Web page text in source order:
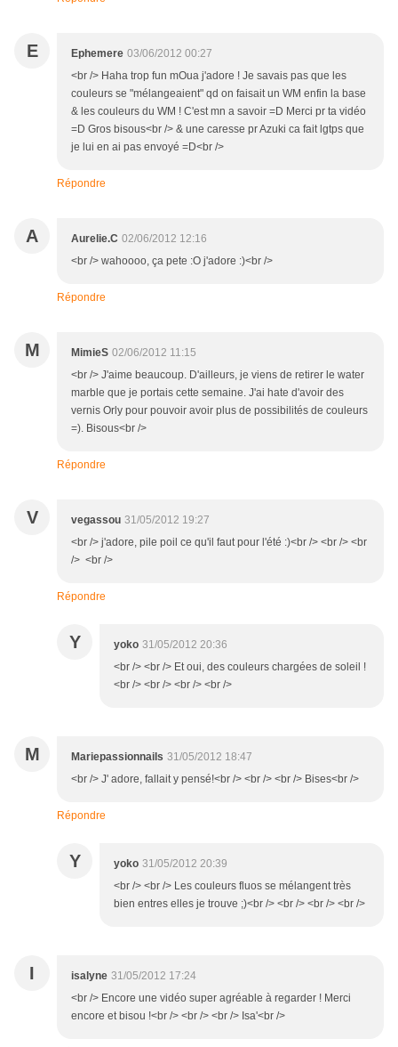
E Ephemere 03/06/2012 00:27
<br /> Haha trop fun mOua j'adore ! Je savais pas que les
couleurs se "mélangeaient" qd on faisait un WM enfin la base
& les couleurs du WM ! C'est mn a savoir =D Merci pr ta vidéo
=D Gros bisous<br /> & une caresse pr Azuki ca fait lgtps que
je lui en ai pas envoyé =D<br />
Répondre
A Aurelie.C 02/06/2012 12:16
<br /> wahoooo, ça pete :O j'adore :)<br />
Répondre
M MimieS 02/06/2012 11:15
<br /> J'aime beaucoup. D'ailleurs, je viens de retirer le water
marble que je portais cette semaine. J'ai hate d'avoir des
vernis Orly pour pouvoir avoir plus de possibilités de couleurs
=). Bisous<br />
Répondre
V vegassou 31/05/2012 19:27
<br /> j'adore, pile poil ce qu'il faut pour l'été :)<br /> <br /> <br
/> <br />
Répondre
Y yoko 31/05/2012 20:36
<br /> <br /> Et oui, des couleurs chargées de soleil !
<br /> <br /> <br /> <br />
M Mariepassionnails 31/05/2012 18:47
<br /> J' adore, fallait y pensé!<br /> <br /> <br /> Bises<br />
Répondre
Y yoko 31/05/2012 20:39
<br /> <br /> Les couleurs fluos se mélangent très
bien entres elles je trouve ;)<br /> <br /> <br /> <br />
I isalyne 31/05/2012 17:24
<br /> Encore une vidéo super agréable à regarder ! Merci
encore et bisou !<br /> <br /> <br /> Isa'<br />